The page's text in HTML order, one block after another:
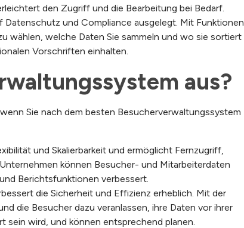
den Zugriff und die Bearbeitung bei Bedarf.
und Compliance ausgelegt. Mit Funktionen
wählen, welche Daten Sie sammeln und wo sie sortiert
Vorschriften einhalten.
aus?
Sie nach dem besten Besucherverwaltungssystem
und Skalierbarkeit und ermöglicht Fernzugriff,
können Besucher- und Mitarbeiterdaten
Berichtsfunktionen verbessert.
die Sicherheit und Effizienz erheblich. Mit der
die Besucher dazu veranlassen, ihre Daten vor ihrer
sein wird, und können entsprechend planen.